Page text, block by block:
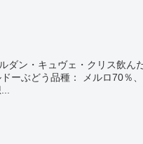
ダン・キュヴェ・クリス飲
ぶどう品種： メルロ70％、